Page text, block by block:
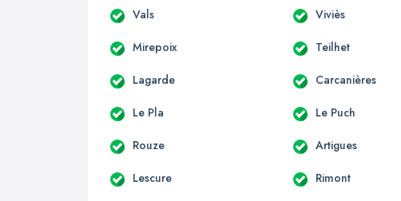
Vals Viviès
Mirepoix Teilhet
Lagarde Carcanières
Le Pla Le Puch
Rouze Artigues
Lescure Rimont